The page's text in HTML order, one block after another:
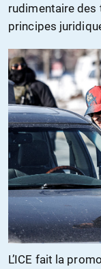
rudimentaire des
principes
L’ICE fait la